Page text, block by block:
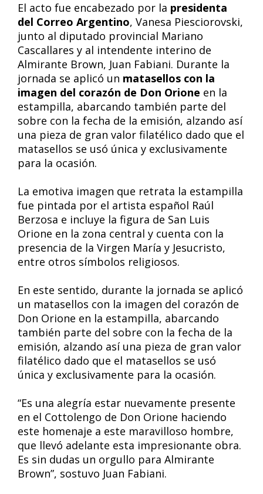
El acto fue encabezado por la presidenta
del Correo Argentino, Vanesa Piesciorovski,
junto al diputado provincial Mariano
Cascallares y al intendente interino de
Almirante Brown, Juan Fabiani. Durante la
jornada se aplicó un matasellos con la
imagen del corazón de Don Orione en la
estampilla, abarcando también parte del
sobre con la fecha de la emisión, alzando así
una pieza de gran valor filatélico dado que el
matasellos se usó única y exclusivamente
para la ocasión.
La emotiva imagen que retrata la estampilla
fue pintada por el artista español Raúl
Berzosa e incluye la figura de San Luis
Orione en la zona central y cuenta con la
presencia de la Virgen María y Jesucristo,
entre otros símbolos religiosos.
En este sentido, durante la jornada se aplicó
un matasellos con la imagen del corazón de
Don Orione en la estampilla, abarcando
también parte del sobre con la fecha de la
emisión, alzando así una pieza de gran valor
filatélico dado que el matasellos se usó
única y exclusivamente para la ocasión.
“Es una alegría estar nuevamente presente
en el Cottolengo de Don Orione haciendo
este homenaje a este maravilloso hombre,
que llevó adelante esta impresionante obra.
Es sin dudas un orgullo para Almirante
Brown”, sostuvo Juan Fabiani.